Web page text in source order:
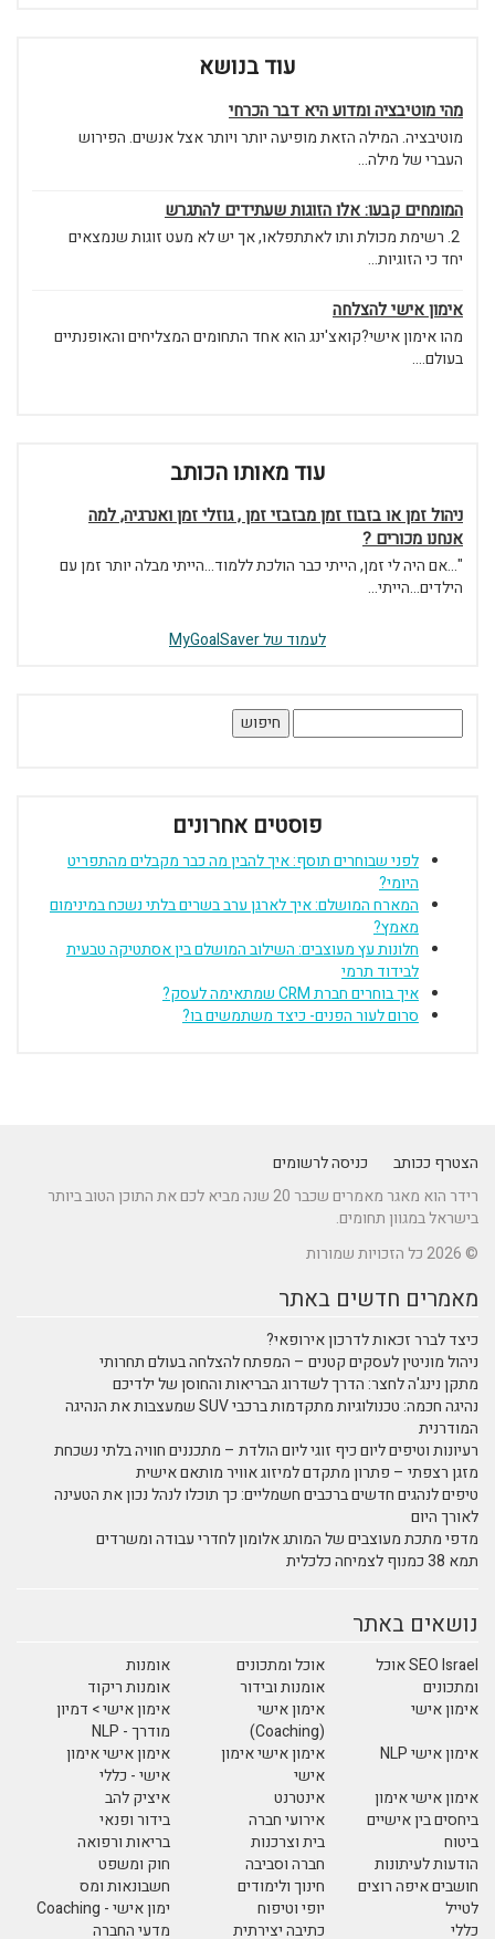
עוד בנושא
מהי מוטיבציה ומדוע היא דבר הכרחי
מוטיבציה. המילה הזאת מופיעה יותר ויותר אצל אנשים. הפירוש
העברי של מילה...
המומחים קבעו: אלו הזוגות שעתידים להתגרש
2. רשימת מכולת ותו לאתתפלאו, אך יש לא מעט זוגות שנמצאים
יחד כי הזוגיות...
אימון אישי להצלחה
מהו אימון אישי?קואצ'ינג הוא אחד התחומים המצליחים והאופנתיים
בעולם....
עוד מאותו הכותב
ניהול זמן או בזבוז זמן מבזבזי זמן , גוזלי זמן ואנרגיה, למה
אנחנו מכורים ?
"...אם היה לי זמן, הייתי כבר הולכת ללמוד...הייתי מבלה יותר זמן עם
הילדים...הייתי...
לעמוד של MyGoalSaver
פוסטים אחרונים
לפני שבוחרים תוסף: איך להבין מה כבר מקבלים מהתפריט
היומי?
המארח המושלם: איך לארגן ערב בשרים בלתי נשכח במינימום
מאמץ?
חלונות עץ מעוצבים: השילוב המושלם בין אסתטיקה טבעית
לבידוד תרמי
איך בוחרים חברת CRM שמתאימה לעסק?
סרום לעור הפנים- כיצד משתמשים בו?
הצטרף ככותב
כניסה לרשומים
רידר הוא מאגר מאמרים שכבר 20 שנה מביא לכם את התוכן הטוב ביותר
בישראל במגוון תחומים.
© 2026 כל הזכויות שמורות
מאמרים חדשים באתר
כיצד לברר זכאות לדרכון אירופאי?
ניהול מוניטין לעסקים קטנים – המפתח להצלחה בעולם תחרותי
מתקן נינג'ה לחצר: הדרך לשדרוג הבריאות והחוסן של ילדיכם
נהיגה חכמה: טכנולוגיות מתקדמות ברכבי SUV שמעצבות את הנהיגה
המודרנית
רעיונות וטיפים ליום כיף זוגי ליום הולדת – מתכננים חוויה בלתי נשכחת
מזגן רצפתי – פתרון מתקדם למיזוג אוויר מותאם אישית
טיפים לנהגים חדשים ברכבים חשמליים: כך תוכלו לנהל נכון את הטעינה
לאורך היום
מדפי מתכת מעוצבים של המותג אלומון לחדרי עבודה ומשרדים
תמא 38 כמנוף לצמיחה כלכלית
נושאים באתר
SEO Israel אוכל
ומתכונים
אוכל ומתכונים
אומנות
אומנות ובידור
אומנות ריקוד
אימון אישי
אימון אישי
(Coaching)
אימון אישי > דמיון
מודרך - NLP
אימון אישי NLP
אימון אישי אימון
אישי
אימון אישי אימון
אישי - כללי
אימון אישי אימון
ביחסים בין אישיים
אינטרנט
איציק להב
אירועי חברה
בידור ופנאי
ביטוח
בית וצרכנות
בריאות ורפואה
הודעות לעיתונות
חברה וסביבה
חוק ומשפט
חושבים איפה רוצים
לטייל
חינוך ולימודים
חשבונאות ומס
יופי וטיפוח
ימון אישי - Coaching
כללי
כתיבה יצירתית מדעי החברה